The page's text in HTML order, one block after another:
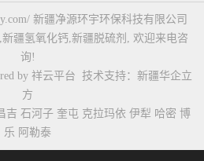
新疆净源环宇环保科技有限公司
新疆氢氧化钙 新疆脱硫剂
, 欢迎来电咨
询!
by 祥云平台 技术支持： 新疆华企立
方
吉 石河子 奎屯 克拉玛依 伊犁 哈密 博
乐 阿勒泰